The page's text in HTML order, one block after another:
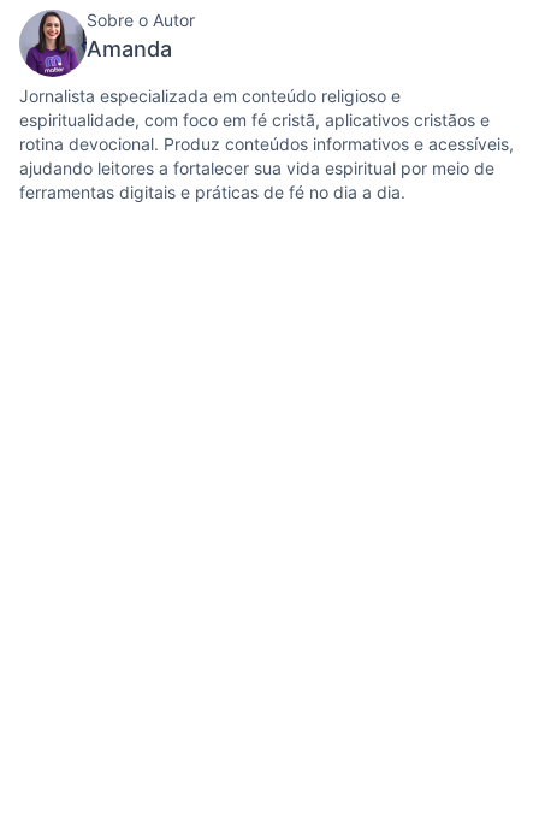
Sobre o Autor
Amanda
Jornalista especializada em conteúdo religioso e
espiritualidade, com foco em fé cristã, aplicativos cristãos e
rotina devocional. Produz conteúdos informativos e acessíveis,
ajudando leitores a fortalecer sua vida espiritual por meio de
ferramentas digitais e práticas de fé no dia a dia.